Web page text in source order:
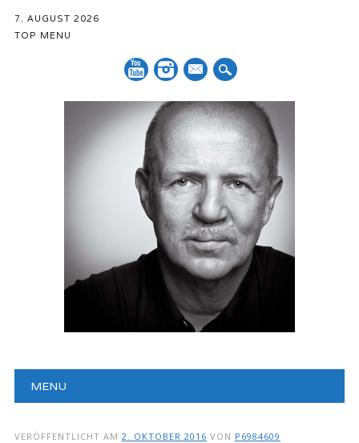
7. AUGUST 2026
TOP MENU
Mail
Hauptmenü
MENU
VERÖFFENTLICHT AM 2. OKTOBER 2016 VON P6984609